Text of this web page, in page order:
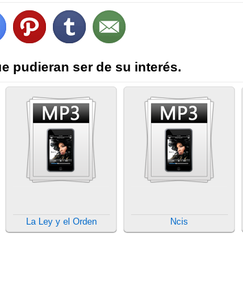
pudieran ser de su interés.
La Ley y el Orden Ncis